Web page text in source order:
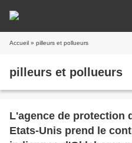
Accueil » pilleurs et pollueurs
pilleurs et pollueurs
L'agence de protection
Etats-Unis prend le